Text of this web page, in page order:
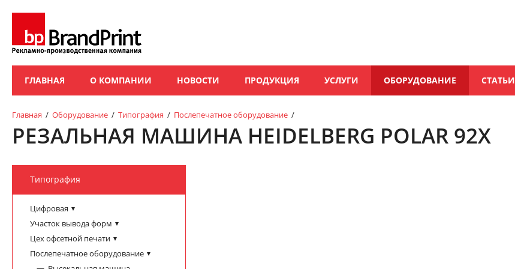
ГЛАВНАЯ О КОМПАНИИ НОВОСТИ ПРОДУКЦИЯ УСЛУГИ ОБОРУДОВАНИЕ СТАТЬИ
Главная / Оборудование / Типография / Послепечатное оборудование /
РЕЗАЛЬНАЯ МАШИНА HEIDELBERG POLAR 92X
Типография
Цифровая
Участок вывода форм
Цех офсетной печати
Послепечатное оборудование